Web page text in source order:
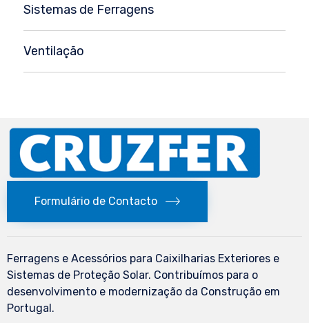
Sistemas de Ferragens
Ventilação
Formulário de Contacto
Ferragens e Acessórios para Caixilharias Exteriores e
Sistemas de Proteção Solar. Contribuímos para o
desenvolvimento e modernização da Construção em
Portugal.